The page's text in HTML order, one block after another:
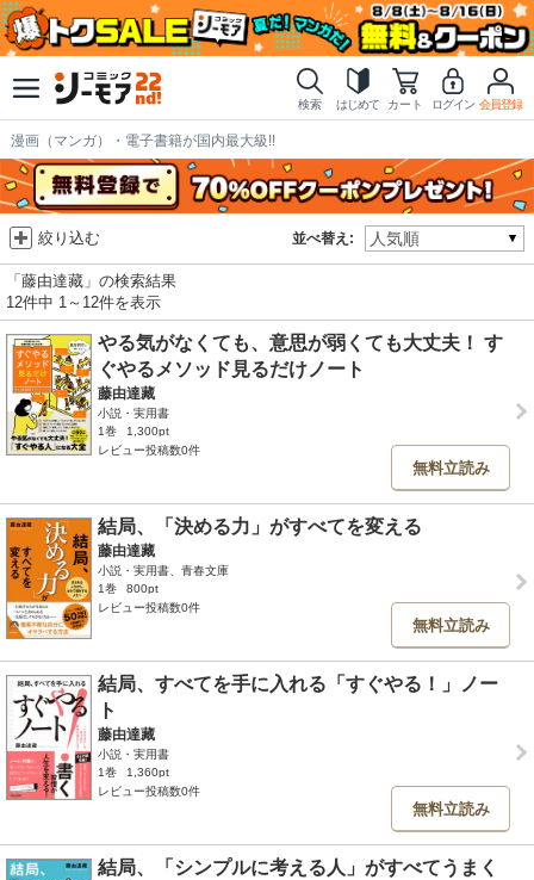
検索 はじめて カート ログイン 会員登録
漫画（マンガ）・電子書籍が国内最大級!!
並べ替え:
絞り込む
「藤由達藏」の検索結果
12件中 1～12件を表示
やる気がなくても、意思が弱くても大丈夫！ す
ぐやるメソッド見るだけノート
藤由達藏
小説・実用書
1巻
1,300pt
レビュー投稿数0件
無料立読み
結局、「決める力」がすべてを変える
藤由達藏
小説・実用書、青春文庫
1巻
800pt
レビュー投稿数0件
無料立読み
結局、すべてを手に入れる「すぐやる！」ノー
ト
藤由達藏
小説・実用書
1巻
1,360pt
レビュー投稿数0件
無料立読み
結局、「シンプルに考える人」がすべてうまく